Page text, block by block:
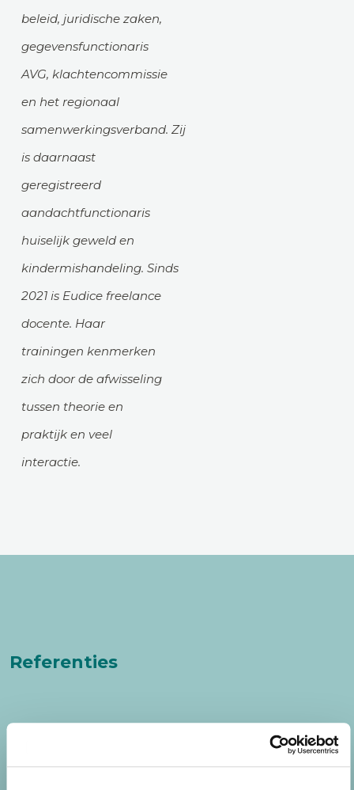
beleid, juridische zaken,
gegevensfunctionaris
AVG, klachtencommissie
en het regionaal
samenwerkingsverband. Zij
is daarnaast
geregistreerd
aandachtfunctionaris
huiselijk geweld en
kindermishandeling. Sinds
2021 is Eudice freelance
docente. Haar
trainingen kenmerken
zich door de afwisseling
tussen theorie en
praktijk en veel
interactie.
Referenties
Voor deze nieuwe cursus zijn nog geen